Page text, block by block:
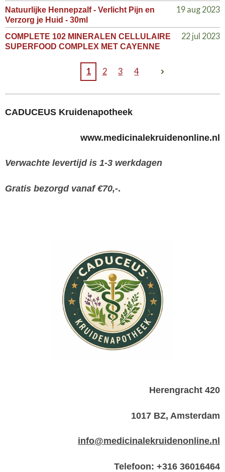
Natuurlijke Hennepzalf - Verlicht Pijn en
Verzorg je Huid - 30ml
19 aug 2023
COMPLETE 102 MINERALEN CELLULAIRE
SUPERFOOD COMPLEX MET CAYENNE
22 jul 2023
1 2 3 4
CADUCEUS Kruidenapotheek
www.medicinalekruidenonline.nl
Verwachte levertijd is 1-3 werkdagen
Gratis bezorgd vanaf €70,-.
Herengracht 420
1017 BZ, Amsterdam
info@medicinalekruidenonline.nl
Telefoon: +316 36016464